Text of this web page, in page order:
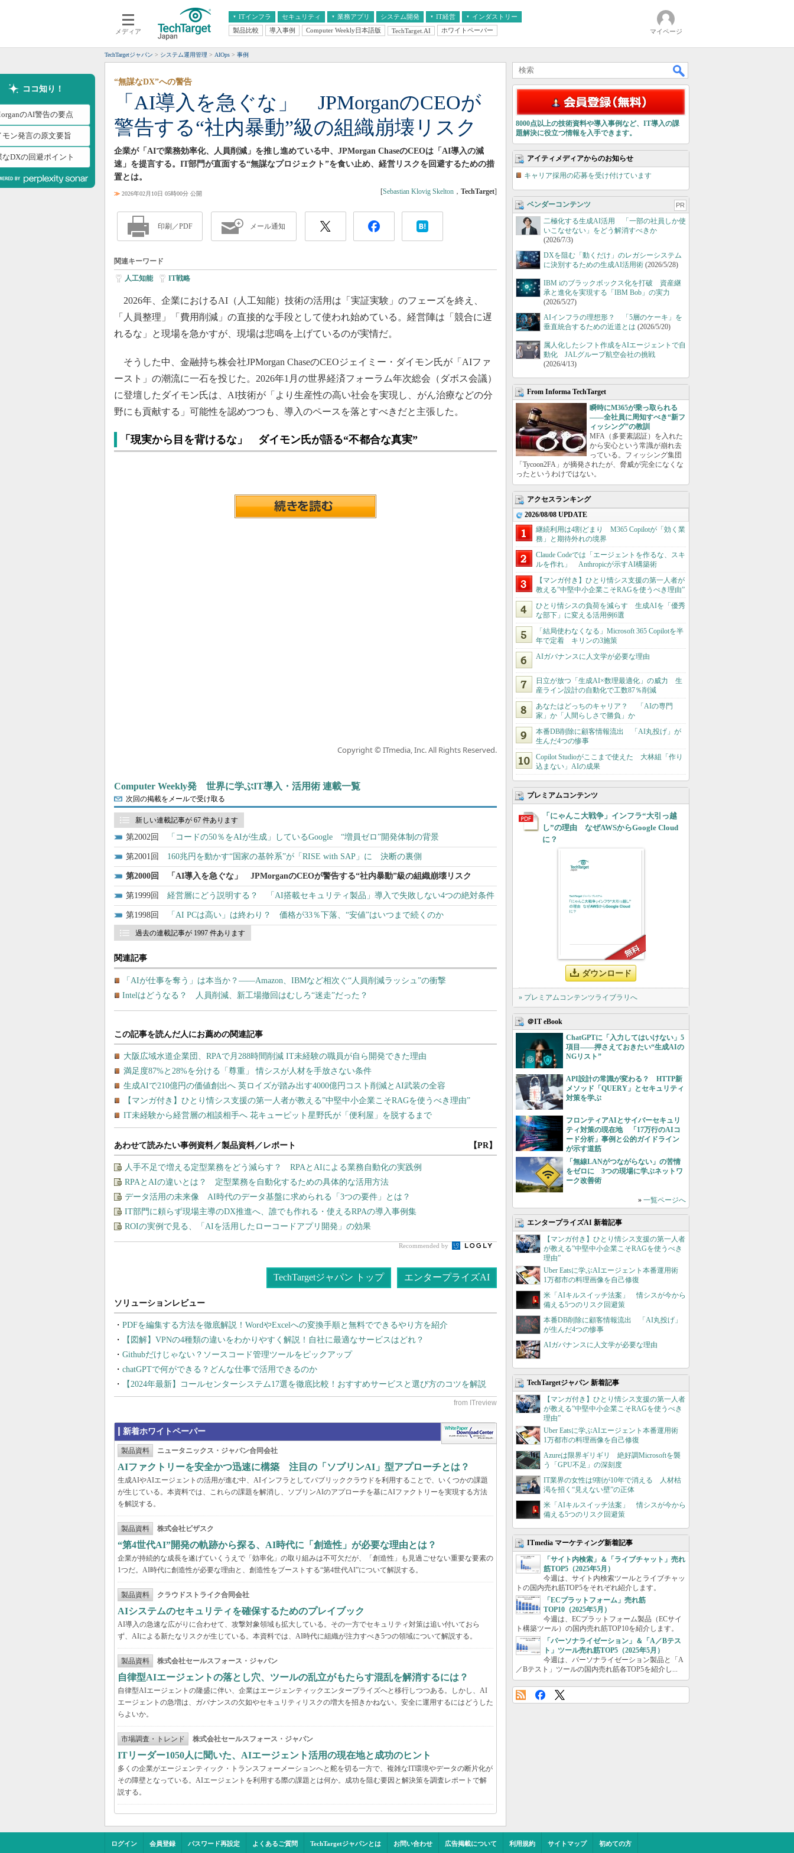
メディア
ITインフラ
クラウド
スマートモバイル
ネットワーク
システム運用管理
セキュリティ 業務アプリ
エンタープライズAI
ERP
情報系システム
システム開発 IT経営
経営とIT
インダストリー
医療IT
製品比較 導入事例 Computer Weekly日本語版 TechTarget.AI ホワイトペーパー マイページ
TechTargetジャパン システム運用管理 AIOps 事例
ココ知り！
のAI警告の要点
モン発言の原文要旨
なDXの回避ポイント
「AI導入を急ぐな」 JPMorganのCEOが
警告する“社内暴動”級の組織崩壊リスク
“無謀なDX”への警告
企業が「AIで業務効率化、人員削減」を推し進めている中、JPMorgan ChaseのCEOは「AI導入の減
速」を提言する。IT部門が直面する“無謀なプロジェクト”を食い止め、経営リスクを回避するための措
置とは。
≫ 2026年02月10日 05時00分 公開 [Sebastian Klovig Skelton ， TechTarget]
印刷／PDF メール通知
関連キーワード
人工知能| IT戦略
2026年、企業におけるAI（人工知能）技術の活用は「実証実験」のフェーズを終え、
「人員整理」「費用削減」の直接的な手段として使われ始めている。経営陣は「競合に遅
れるな」と現場を急かすが、現場は悲鳴を上げているのが実情だ。
そうした中、金融持ち株会社JPMorgan ChaseのCEOジェイミー・ダイモン氏が「AIファ
ースト」の潮流に一石を投じた。2026年1月の世界経済フォーラム年次総会（ダボス会議）
に登壇したダイモン氏は、AI技術が「より生産性の高い社会を実現し、がん治療などの分
野にも貢献する」可能性を認めつつも、導入のペースを落とすべきだと主張した。
「現実から目を背けるな」 ダイモン氏が語る“不都合な真実”
Copyright © ITmedia, Inc. All Rights Reserved.
Computer Weekly発 世界に学ぶIT導入・活用術 連載一覧
次回の掲載をメールで受け取る
新しい連載記事が 67 件あります
2002 「コードの50％をAIが生成」しているGoogle “増員ゼロ”開発体制の背景
2001 160兆円を動かす“国家の基幹系”が「RISE with SAP」に 決断の裏側
2000 「AI導入を急ぐな」 JPMorganのCEOが警告する“社内暴動”級の組織崩壊リスク
1999 経営層にどう説明する？ 「AI搭載セキュリティ製品」導入で失敗しない4つの絶対条件
1998 「AI PCは高い」は終わり？ 価格が33％下落、“安値”はいつまで続くのか
過去の連載記事が 1997 件あります
関連記事
「AIが仕事を奪う」は本当か？――Amazon、IBMなど相次ぐ“人員削減ラッシュ”の衝撃
Intelはどうなる？ 人員削減、新工場撤回はむしろ“迷走”だった？
あわせて読みたい事例資料／製品資料／レポート 【PR】
人手不足で増える定型業務をどう減らす？ RPAとAIによる業務自動化の実践例
RPAとAIの違いとは？ 定型業務を自動化するための具体的な活用方法
データ活用の未来像 AI時代のデータ基盤に求められる「3つの要件」とは？
IT部門に頼らず現場主導のDX推進へ、誰でも作れる・使えるRPAの導入事例集
ROIの実例で見る、「AIを活用したローコードアプリ開発」の効果
Recommended by
TechTargetジャパン トップ エンタープライズAI
PDFを編集する方法を徹底解説！WordやExcelへの変換手順と無料でできるやり方を紹介
【図解】VPNの4種類の違いをわかりやすく解説！自社に最適なサービスはどれ？
Githubだけじゃない？ソースコード管理ツールをピックアップ
chatGPTで何ができる？どんな仕事で活用できるのか
【2024年最新】コールセンターシステム17選を徹底比較！おすすめサービスと選び方のコツを解説
新着ホワイトペーパー
製品資料 ニュータニックス・ジャパン合同会社
AIファクトリーを安全かつ迅速に構築 注目の「ソブリンAI」型アプローチとは？
生成AIやAIエージェントの活用が進む中、AIインフラとしてパブリッククラウドを利用することで、いくつかの課題
が生じている。本資料では、これらの課題を解消し、ソブリンAIのアプローチを基にAIファクトリーを実現する方法
を解説する。
製品資料 株式会社ビザスク
“第4世代AI”開発の軌跡から探る、AI時代に「創造性」が必要な理由とは？
企業が持続的な成長を遂げていくうえで「効率化」の取り組みは不可欠だが、「創造性」も見過ごせない重要な要素の
1つだ。AI時代に創造性が必要な理由と、創造性をブーストする“第4世代AI”について解説する。
製品資料 クラウドストライク合同会社
AIシステムのセキュリティを確保するためのプレイブック
AI導入の急速な広がりに合わせて、攻撃対象領域も拡大している。その一方でセキュリティ対策は追い付いておら
ず、AIによる新たなリスクが生じている。本資料では、AI時代に組織が注力すべき5つの領域について解説する。
製品資料 株式会社セールスフォース・ジャパン
自律型AIエージェントの落とし穴、ツールの乱立がもたらす混乱を解消するには？
自律型AIエージェントの隆盛に伴い、企業はエージェンティックエンタープライズへと移行しつつある。しかし、AI
エージェントの急増は、ガバナンスの欠如やセキュリティリスクの増大を招きかねない。安全に運用するにはどうした
らよいか。
市場調査・トレンド 株式会社セールスフォース・ジャパン
ITリーダー1050人に聞いた、AIエージェント活用の現在地と成功のヒント
多くの企業がエージェンティック・トランスフォーメーションへと舵を切る一方で、複雑なIT環境やデータの断片化が
その障壁となっている。AIエージェントを利用する際の課題とは何か。成功を阻む要因と解決策を調査レポートで解
説する。
8000点以上の技術資料や導入事例など、IT導入の課
題解決に役立つ情報を入手できます。
アイティメディアからのお知らせ
キャリア採用の応募を受け付けています
ベンダーコンテンツ PR
二極化する生成AI活用 「一部の社員しか使
いこなせない」をどう解消すべきか
(2026/7/3)
DXを阻む「動くだけ」のレガシーシステム
に決別するための生成AI活用術 (2026/5/28)
IBM iのブラックボックス化を打破 資産継
承と進化を実現する「IBM Bob」の実力
(2026/5/27)
AIインフラの理想形？ 「5層のケーキ」を
垂直統合するための近道とは (2026/5/20)
属人化したシフト作成をAIエージェントで自
動化 JALグループ航空会社の挑戦
(2026/4/13)
From Informa TechTarget
瞬時にM365が乗っ取られる
――全社員に周知すべき“新フ
ィッシング”の教訓
MFA（多要素認証）を入れた
から安心という常識が崩れ去
っている。フィッシング集団
「Tycoon2FA」が摘発されたが、脅威が完全になくな
ったというわけではない。
アクセスランキング
2026/08/08 UPDATE
継続利用は4割どまり M365 Copilotが「効く業
務」と期待外れの境界
Claude Codeでは「エージェントを作るな、スキ
ルを作れ」 Anthropicが示すAI構築術
【マンガ付き】ひとり情シス支援の第一人者が
教える”中堅中小企業こそRAGを使うべき理由”
ひとり情シスの負荷を減らす 生成AIを「優秀
な部下」に変える活用例6選
「結局使わなくなる」Microsoft 365 Copilotを半
年で定着 キリンの3施策
AIガバナンスに人文学が必要な理由
日立が放つ「生成AI×数理最適化」の威力 生
産ライン設計の自動化で工数87％削減
あなたはどっちのキャリア？ 「AIの専門
家」か「人間らしさで勝負」か
本番DB削除に顧客情報流出 「AI丸投げ」が
生んだ4つの惨事
Copilot Studioがここまで使えた 大林組「作り
込まない」AIの成果
プレミアムコンテンツ
「にゃんこ大戦争」インフラ“大引っ越
し”の理由 なぜAWSからGoogle Cloud
に？
ダウンロード
» プレミアムコンテンツライブラリへ
＠IT eBook
ChatGPTに「入力してはいけない」5
項目――押さえておきたい“生成AIの
NGリスト”
API設計の常識が変わる？ HTTP新
メソッド「QUERY」とセキュリティ
対策を学ぶ
フロンティアAIとサイバーセキュリ
ティ対策の現在地 「17万行のAIコ
ード分析」事例と公的ガイドライン
が示す道筋
「無線LANがつながらない」の苦情
をゼロに 3つの現場に学ぶネットワ
ーク改善術
» 一覧ページへ
エンタープライズAI 新着記事
【マンガ付き】ひとり情シス支援の第一人者
が教える”中堅中小企業こそRAGを使うべき
理由”
Uber Eatsに学ぶAIエージェント本番運用術
1万都市の料理画像を自己修復
米「AIキルスイッチ法案」 情シスが今から
備える5つのリスク回避策
本番DB削除に顧客情報流出 「AI丸投げ」
が生んだ4つの惨事
AIガバナンスに人文学が必要な理由
TechTargetジャパン 新着記事
【マンガ付き】ひとり情シス支援の第一人者
が教える”中堅中小企業こそRAGを使うべき
理由”
Uber Eatsに学ぶAIエージェント本番運用術
1万都市の料理画像を自己修復
Azureは限界ギリギリ 絶好調Microsoftを襲
う「GPU不足」の深刻度
IT業界の女性は9割が10年で消える 人材枯
渇を招く“見えない壁”の正体
米「AIキルスイッチ法案」 情シスが今から
備える5つのリスク回避策
ITmedia マーケティング新着記事
「サイト内検索」＆「ライブチャット」売れ
筋TOP5（2025年5月）
今週は、サイト内検索ツールとライブチャッ
トの国内売れ筋TOP5をそれぞれ紹介します。
「ECプラットフォーム」売れ筋
TOP10（2025年5月）
今週は、ECプラットフォーム製品（ECサイ
ト構築ツール）の国内売れ筋TOP10を紹介します。
「パーソナライゼーション」＆「A／Bテス
ト」ツール売れ筋TOP5（2025年5月）
今週は、パーソナライゼーション製品と「A
／Bテスト」ツールの国内売れ筋各TOP5を紹介し...
ログイン 会員登録 パスワード再設定 よくあるご質問 TechTargetジャパンとは お問い合わせ 広告掲載について 利用規約 サイトマップ 初めての方